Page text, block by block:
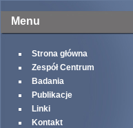
Menu
Strona główna
Zespół Centrum
Badania
Publikacje
Linki
Kontakt